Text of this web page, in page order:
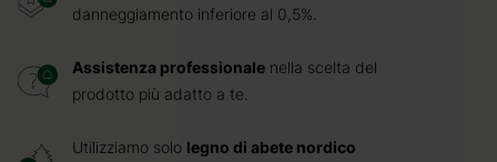
danneggiamento inferiore al 0,5%.
Assistenza professionale nella scelta del
prodotto più adatto a te.
Utilizziamo solo legno di abete nordico